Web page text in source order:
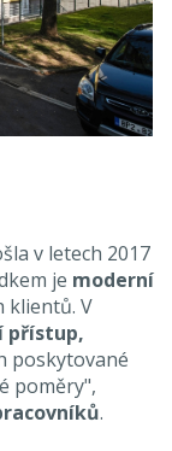
v letech 2017
je moderní
klientů. V
přístup,
poskytované
poměry",
.